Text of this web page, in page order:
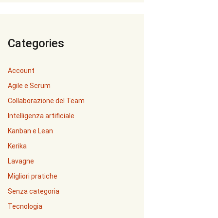
Categories
Account
Agile e Scrum
Collaborazione del Team
Intelligenza artificiale
Kanban e Lean
Kerika
Lavagne
Migliori pratiche
Senza categoria
Tecnologia